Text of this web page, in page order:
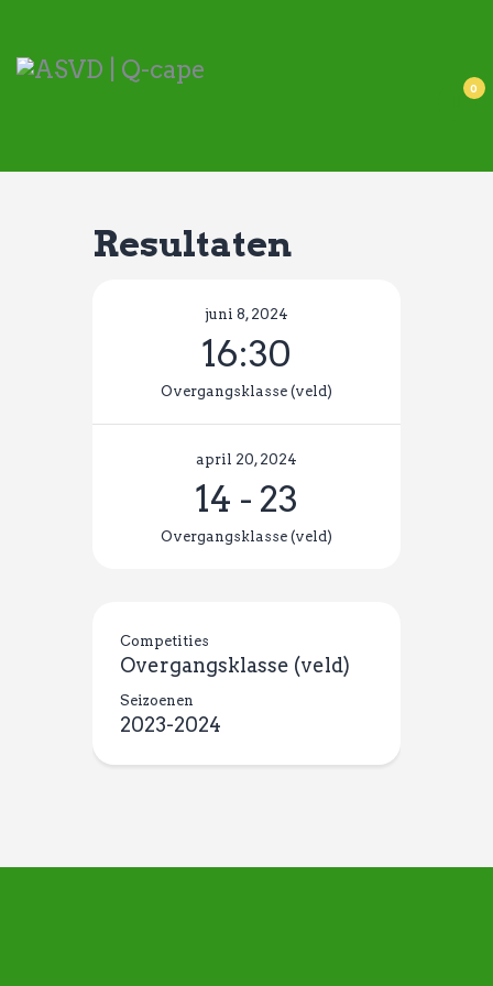
0
Wedstrijdzaken
Activiteiten kalender
Treffer boeken
Webstore
Resultaten
juni 8, 2024
16:30
Overgangsklasse (veld)
april 20, 2024
14 - 23
Overgangsklasse (veld)
Competities
Overgangsklasse (veld)
Seizoenen
2023-2024